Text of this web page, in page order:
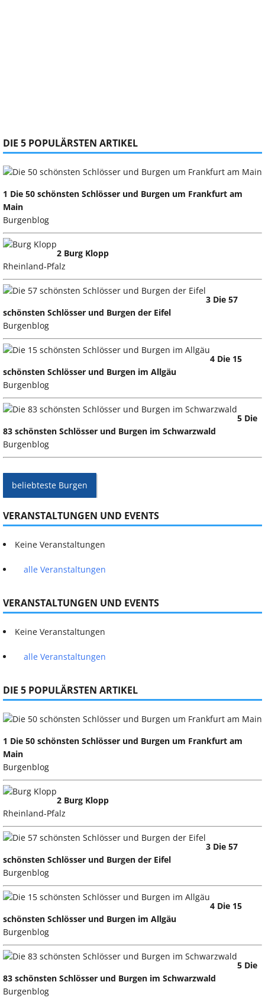
DIE 5 POPULÄRSTEN ARTIKEL
1 Die 50 schönsten Schlösser und Burgen um Frankfurt am
Main
Burgenblog
2 Burg Klopp
Rheinland-Pfalz
3 Die 57
schönsten Schlösser und Burgen der Eifel
Burgenblog
4 Die 15
schönsten Schlösser und Burgen im Allgäu
Burgenblog
5 Die
83 schönsten Schlösser und Burgen im Schwarzwald
Burgenblog
beliebteste Burgen
VERANSTALTUNGEN UND EVENTS
Keine Veranstaltungen
alle Veranstaltungen
VERANSTALTUNGEN UND EVENTS
Keine Veranstaltungen
alle Veranstaltungen
DIE 5 POPULÄRSTEN ARTIKEL
1 Die 50 schönsten Schlösser und Burgen um Frankfurt am
Main
Burgenblog
2 Burg Klopp
Rheinland-Pfalz
3 Die 57
schönsten Schlösser und Burgen der Eifel
Burgenblog
4 Die 15
schönsten Schlösser und Burgen im Allgäu
Burgenblog
5 Die
83 schönsten Schlösser und Burgen im Schwarzwald
Burgenblog